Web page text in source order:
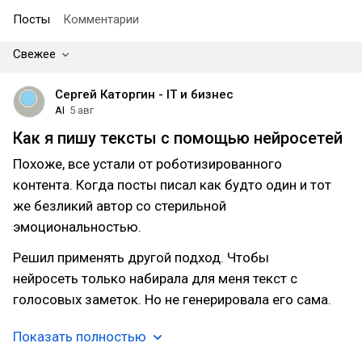
Посты Комментарии
Свежее
Сергей Каторгин - IT и бизнес
AI 5 авг
Как я пишу тексты с помощью нейросетей
Похоже, все устали от роботизированного
контента. Когда посты писал как будто один и тот
же безликий автор со стерильной
эмоциональностью.
Решил применять другой подход. Чтобы
нейросеть только набирала для меня текст с
голосовых заметок. Но не генерировала его сама.
Показать полностью